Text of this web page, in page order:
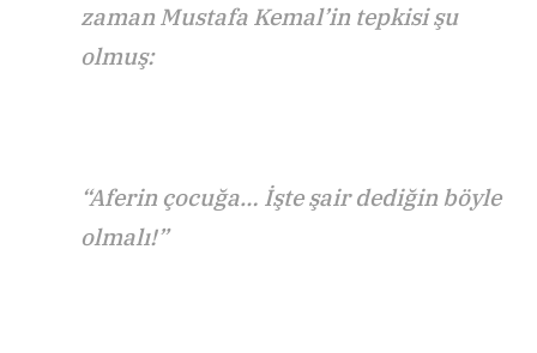
zaman Mustafa Kemal’in tepkisi şu
olmuş:
“Aferin çocuğa… İşte şair dediğin böyle
olmalı!”